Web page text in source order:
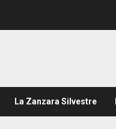
La Zanzara Silvestre